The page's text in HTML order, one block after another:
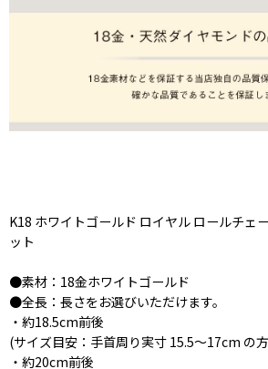
K18 ホワイトゴールド ロイヤル ロールチェ
ット
●素材：18金ホワイトゴールド
●全長：長さをお選びいただけます。
・約18.5cm前後
(サイズ目安：手首周り実寸 15.5〜17cm の
・約20cm前後